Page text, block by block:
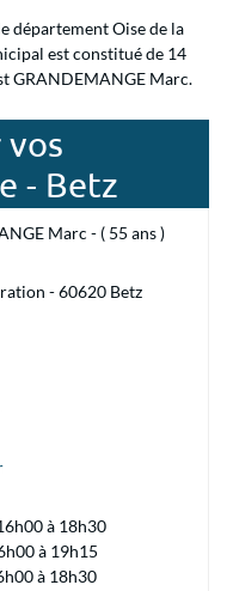
département Oise de la
est constitué de 14
GRANDEMANGE Marc.
- Betz
Marc - ( 55 ans )
- 60620 Betz
à 18h30
à 19h15
à 18h30